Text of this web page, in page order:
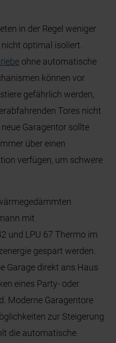
in der Regel weniger
optimal isoliert.
ohne automatische
können vor
gefährlich werden,
Tores nicht
Garagentor sollte
über einen
verfügen, um schwere
mit
und LPU 67 Thermo im
gespart werden.
Garage direkt ans Haus
eines Party- oder
Moderne Garagentore
zur Steigerung
die automatische